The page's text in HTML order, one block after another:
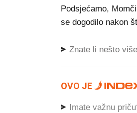
Podsjećamo,
se dogodilo nakon
Znate li nešto
OVO JE
Imate važnu